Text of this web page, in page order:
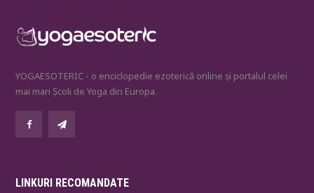
YOGAESOTERIC - o enciclopedie ezoterică online și portalul celei
mai mari Școli de Yoga din Europa.
LINKURI RECOMANDATE